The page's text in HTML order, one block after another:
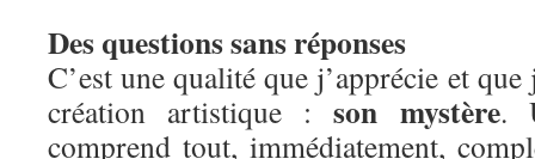
Des questions sans réponses
C’est une qualité que j’apprécie et
création artistique :son mystère.
comprend tout, immédiatement,